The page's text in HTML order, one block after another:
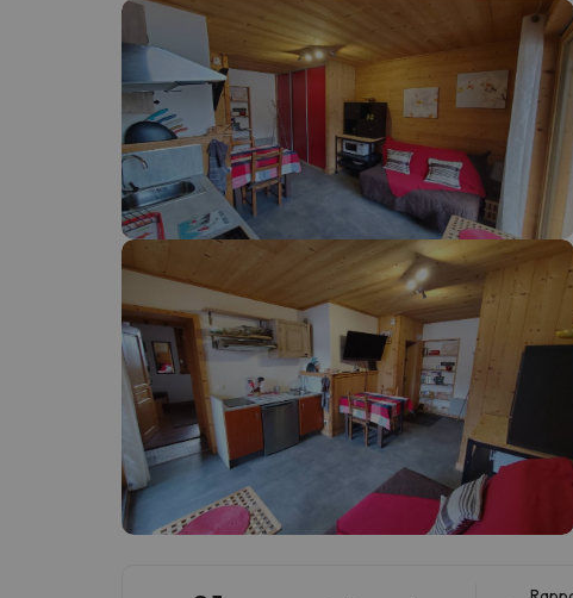
Ops, non abbiamo trovato alcun risultato
Sembra che il nostro ricercatore abbia perso la